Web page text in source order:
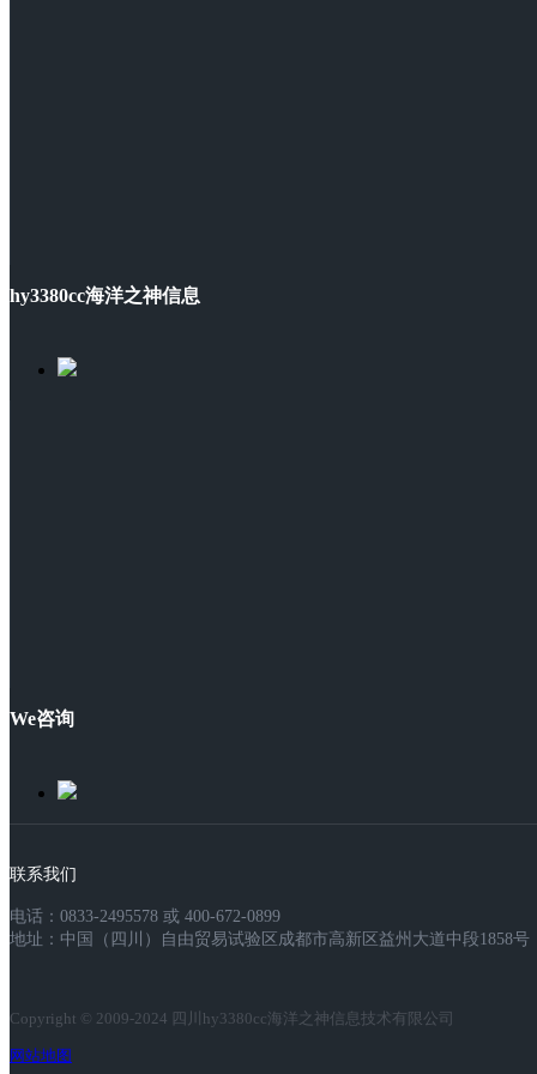
hy3380cc海洋之神信息
We咨询
联系我们
电话：0833-2495578 或 400-672-0899
地址：中国（四川）自由贸易试验区成都市高新区益州大道中段1858号
Copyright © 2009-2024 四川hy3380cc海洋之神信息技术有限公司
网站地图